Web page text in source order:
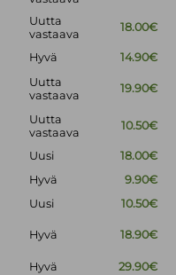
Uutta
vastaava
18.00€
Hyvä
14.90€
Uutta
vastaava
19.90€
Uutta
vastaava
10.50€
Uusi
18.00€
Hyvä
9.90€
Uusi
10.50€
Hyvä 18.90€
Hyvä
29.90€